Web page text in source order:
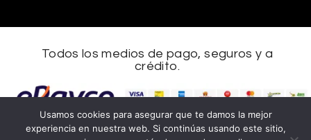
Todos los medios de pago, seguros y a
crédito.
Usamos cookies para asegurar que te damos la mejor
experiencia en nuestra web. Si continúas usando este sitio,